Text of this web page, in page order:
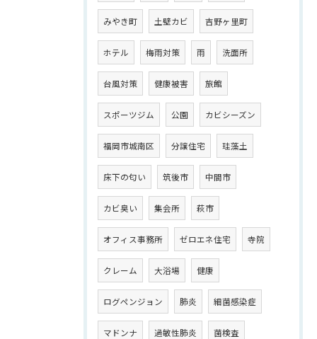
みやき町 土壁カビ 吉野ヶ里町
ホテル 梅雨対策 雨 洗面所
台風対策 健康被害 旅館
スポーツジム 公園 カビシーズン
福岡市城南区 分譲住宅 珪藻土
床下の匂い 筑後市 中間市
カビ臭い 集会所 萩市
オフィス事務所 ゼロエネ住宅 寺院
クレーム 大浴場 健康
ログペンジョン 肺炎 細菌感染症
マドンナ 過敏性肺炎 菌検査